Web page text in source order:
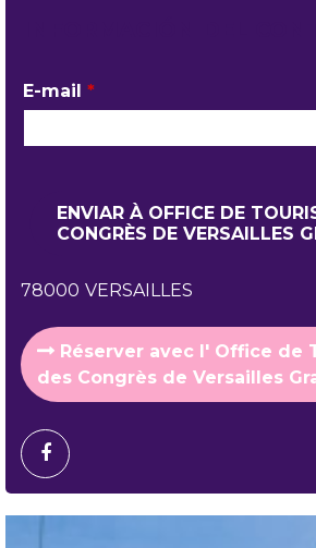
E-mail *
78000 VERSAILLES
Réserver avec l' Office de
des Congrès de Versailles